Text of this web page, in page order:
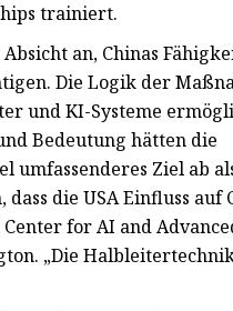
trainiert.
an, Chinas
Die Logik der
und KI-Systeme
Bedeutung hätten die
umfassenderes Ziel ab
die USA Einfluss auf
for AI and
„Die